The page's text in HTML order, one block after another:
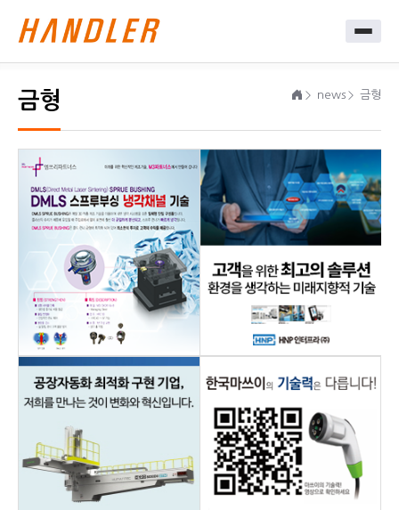
금형 news 금형